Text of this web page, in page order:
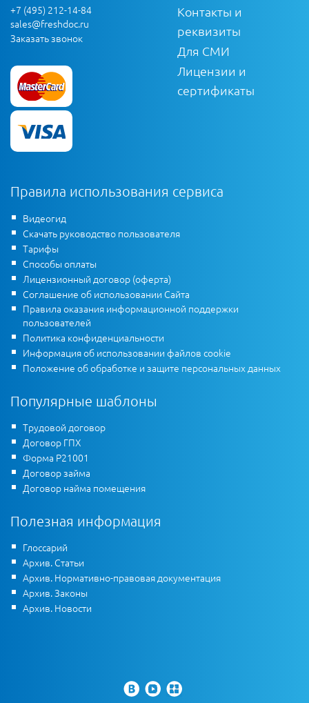
+7 (495) 212-14-84
sales@freshdoc.ru
Заказать звонок
Контакты и
реквизиты
Для СМИ
Лицензии и
сертификаты
Правила использования сервиса
Видеогид
Скачать руководство пользователя
Тарифы
Способы оплаты
Лицензионный договор (оферта)
Соглашение об использовании Сайта
Правила оказания информационной поддержки
пользователей
Политика конфиденциальности
Информация об использовании файлов cookie
Положение об обработке и защите персональных данных
Популярные шаблоны
Трудовой договор
Договор ГПХ
Форма Р21001
Договор займа
Договор найма помещения
Полезная информация
Глоссарий
Архив. Статьи
Архив. Нормативно-правовая документация
Архив. Законы
Архив. Новости